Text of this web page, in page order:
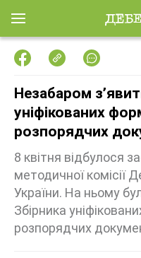
Незабаром
уніфікованих
розпорядчих
8 квітня відбулося
методичної комісії
України. На ньому
Збірника
розпорядчих